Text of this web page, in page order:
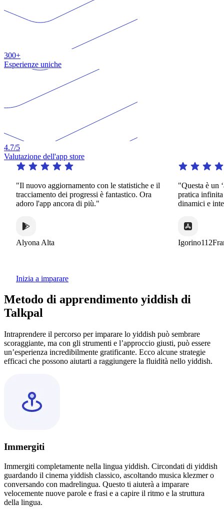
300+
Esperienze uniche
4.7/5
Valutazione dell'app store
aggiornamento con le statistiche e il
dei progressi è fantastico. Ora
l'app ancora di più."
Alta
"Questa è un ‘app
pratica infinita in un’
dinamici e
Igorino112France
Inizia a imparare
Metodo di apprendimento yiddish di
Talkpal
Intraprendere il percorso per imparare lo yiddish può sembrare
scoraggiante, ma con gli strumenti e l’approccio giusti, può essere
un’esperienza incredibilmente gratificante. Ecco alcune strategie
efficaci che possono aiutarti a raggiungere la fluidità nello yiddish.
Immergiti
Immergiti completamente nella lingua yiddish. Circondati di yiddish
guardando il cinema yiddish classico, ascoltando musica klezmer o
conversando con madrelingua. Questo ti aiuterà a imparare
velocemente nuove parole e frasi e a capire il ritmo e la struttura
della lingua.